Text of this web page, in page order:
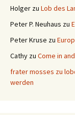
Holger zu Lob des
Peter P. Neuhaus zu
Peter Kruse zu
Cathy zu Come in
frater mosses zu
werden